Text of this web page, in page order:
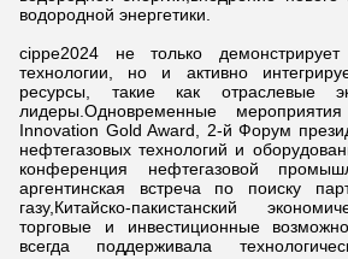
водородной энергетики.
cippe2024 не только
технологии, но и активно
ресурсы, такие как отраслевые
лидеры.Одновременные
Innovation Gold Award, 2-й Форум
нефтегазовых технологий и
конференция нефтегазовой
аргентинская встреча по поиску
газу,Китайско-пакистанский
торговые и инвестиционные
всегда поддерживала